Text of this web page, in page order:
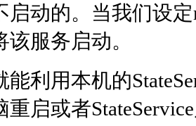
动的。当我们设定
服务启动。
利用本机的
启或者